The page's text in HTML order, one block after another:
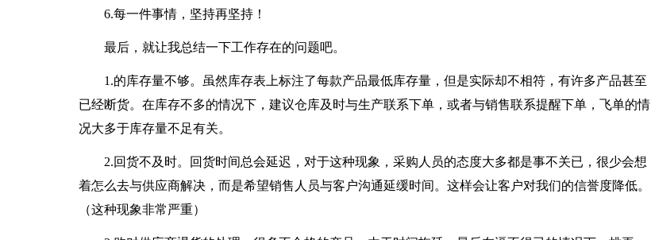
6.每一件事情，坚持再坚持！
最后，就让我总结一下工作存在的问题吧。
1.的库存量不够。虽然库存表上标注了每款产品最低库存量，但是实际却不相符，有许多产品甚至
已经断货。在库存不多的情况下，建议仓库及时与生产联系下单，或者与销售联系提醒下单，飞单的情
况大多于库存量不足有关。
2.回货不及时。回货时间总会延迟，对于这种现象，采购人员的态度大多都是事不关已，很少会想
着怎么去与供应商解决，而是希望销售人员与客户沟通延缓时间。这样会让客户对我们的信誉度降低。
（这种现象非常严重）